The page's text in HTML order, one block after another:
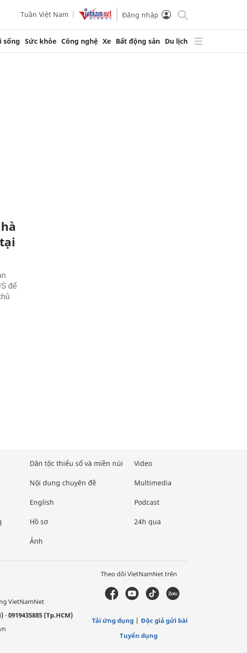
Tuần Việt Nam Đăng nhập
sống Sức khỏe Công nghệ Xe Bất động sản Du lịch
để
Dân tộc thiểu số và miền núi
Nội dung chuyên đề
English
Hồ sơ
Ảnh
Video
Multimedia
Podcast
24h qua
VietNamNet
-0919435885 (Tp.HCM)
Theo dõi VietNamNet trên
Tải ứng dụng
Độc giả gửi bài
Tuyển dụng